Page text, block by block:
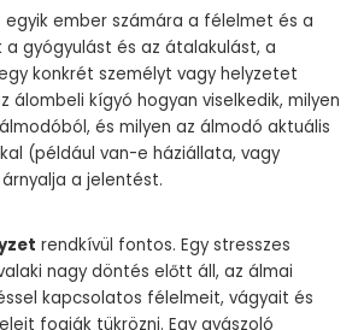
egyik ember számára a félelmet és a
a gyógyulást és az átalakulást, a
konkrét személyt vagy helyzetet
álombeli kígyó hogyan viselkedik, milyen
és milyen az álmodó aktuális
(például van-e háziállata, vagy
a jelentést.
rendkívül fontos. Egy stresszes
nagy döntés előtt áll, az álmai
kapcsolatos félelmeit, vágyait és
fogják tükrözni. Egy gyászoló